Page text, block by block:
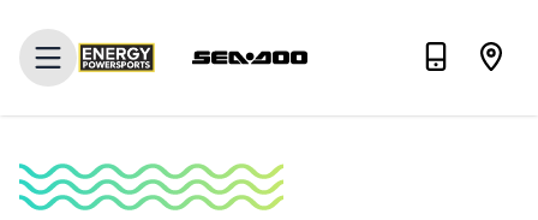
Évaluez votre échange